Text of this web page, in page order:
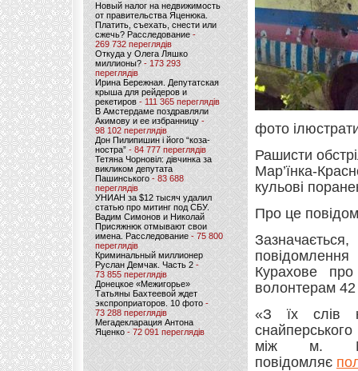
Новый налог на недвижимость
от правительства Яценюка.
Платить, съехать, снести или
сжечь? Расследование-
269 732 переглядів
Откуда у Олега Ляшко
миллионы? - 173 293
переглядів
Ирина Бережная. Депутатская
крыша для рейдеров и
рекетиров - 111 365 переглядів
В Амстердаме поздравляли
Акимову и ее избранницу -
98 102 переглядів
Дон Пилипишин і його “коза-
ностра” - 84 777 переглядів
Тетяна Чорновіл: дівчинка за
викликом депутата
Пашинського- 83 688
переглядів
УНИАН за $12 тысяч удалил
статью про митинг под СБУ.
Вадим Симонов и Николай
Присяжнюк отмывают свои
имена. Расследование - 75 800
переглядів
Криминальный миллионер
Руслан Демчак. Часть 2-
73 855 переглядів
Донецкое «Межигорье»
Татьяны Бахтеевой ждет
экспроприаторов. 10 фото -
73 288 переглядів
Мегадекларация Антона
Яценко - 72 091 переглядів
фото
Рашисти
Мар’їнка-
кульові
Про це
повідомлення
Курахове
волонтерам 42
«З їх слів
між м.
повідомляє